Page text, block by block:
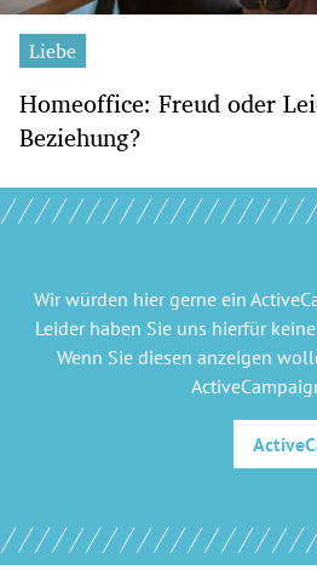
Liebe
Homeoffice: Freud oder
Beziehung?
Wir würden hier gerne ein
Leider haben Sie uns hierfür
Wenn Sie diesen anzeigen